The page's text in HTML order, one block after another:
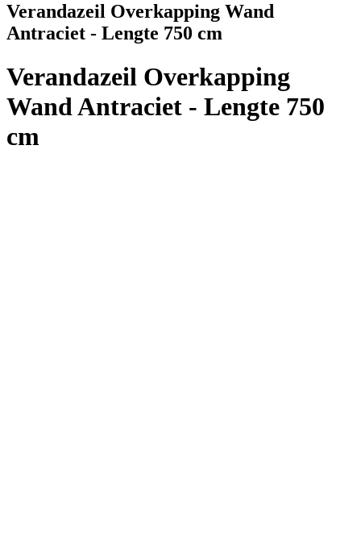
Verandazeil Overkapping Wand
Antraciet - Lengte 750 cm
Verandazeil Overkapping
Wand Antraciet - Lengte 750
cm